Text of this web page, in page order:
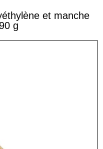
et manche
g